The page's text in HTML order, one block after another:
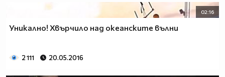
02:16
Уникално! Хвърчило над океанските вълни
2 111 20.05.2016